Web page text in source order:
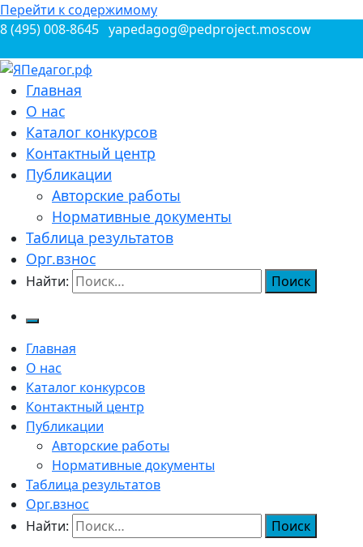
Перейти к содержимому
8 (495) 008-8645 yapedagog@pedproject.moscow
ЯПедагог.рф
Всероссийские конкурсы для педагогов
Главная
О нас
Каталог конкурсов
Контактный центр
Публикации
Авторские работы
Нормативные документы
Таблица результатов
Орг.взнос
Найти:
Главная
О нас
Каталог конкурсов
Контактный центр
Публикации
Авторские работы
Нормативные документы
Таблица результатов
Орг.взнос
Найти: